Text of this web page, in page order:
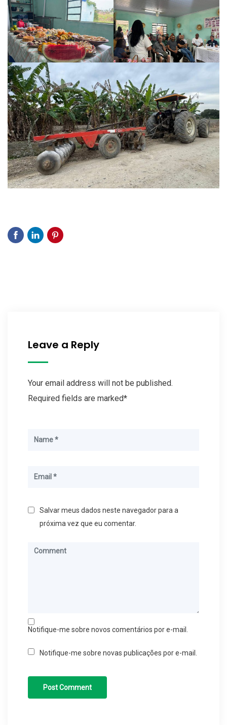
Leave a Reply
Your email address will not be published.
Required fields are marked*
Salvar meus dados neste navegador para a
próxima vez que eu comentar.
Notifique-me sobre novos comentários por e-mail.
Notifique-me sobre novas publicações por e-mail.